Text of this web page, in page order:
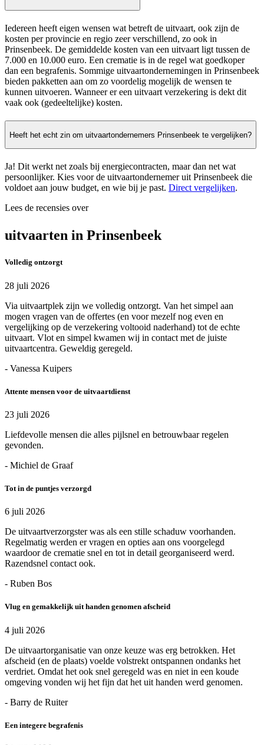
Iedereen heeft eigen wensen wat betreft de uitvaart, ook zijn de
kosten per provincie en regio zeer verschillend, zo ook in
Prinsenbeek. De gemiddelde kosten van een uitvaart ligt tussen de
7.000 en 10.000 euro. Een crematie is in de regel wat goedkoper
dan een begrafenis. Sommige uitvaartondernemingen in Prinsenbeek
bieden pakketten aan om zo voordelig mogelijk de wensen te
kunnen uitvoeren. Wanneer er een uitvaart verzekering is dekt dit
vaak ook (gedeeltelijke) kosten.
Heeft het echt zin om uitvaartondernemers Prinsenbeek te vergelijken?
Ja! Dit werkt net zoals bij energiecontracten, maar dan net wat
persoonlijker. Kies voor de uitvaartondernemer uit Prinsenbeek die
voldoet aan jouw budget, en wie bij je past. Direct vergelijken.
Lees de recensies over
uitvaarten in Prinsenbeek
Volledig ontzorgt
28 juli 2026
Via uitvaartplek zijn we volledig ontzorgt. Van het simpel aan
mogen vragen van de offertes (en voor mezelf nog even en
vergelijking op de verzekering voltooid naderhand) tot de echte
uitvaart. Vlot en simpel kwamen wij in contact met de juiste
uitvaartcentra. Geweldig geregeld.
- Vanessa Kuipers
Attente mensen voor de uitvaartdienst
23 juli 2026
Liefdevolle mensen die alles pijlsnel en betrouwbaar regelen
gevonden.
- Michiel de Graaf
Tot in de puntjes verzorgd
6 juli 2026
De uitvaartverzorgster was als een stille schaduw voorhanden.
Regelmatig werden er vragen en opties aan ons voorgelegd
waardoor de crematie snel en tot in detail georganiseerd werd.
Razendsnel contact ook.
- Ruben Bos
Vlug en gemakkelijk uit handen genomen afscheid
4 juli 2026
De uitvaartorganisatie van onze keuze was erg betrokken. Het
afscheid (en de plaats) voelde volstrekt ontspannen ondanks het
verdriet. Omdat het ook snel geregeld was en niet in een koude
omgeving vonden wij het fijn dat het uit handen werd genomen.
- Barry de Ruiter
Een integere begrafenis